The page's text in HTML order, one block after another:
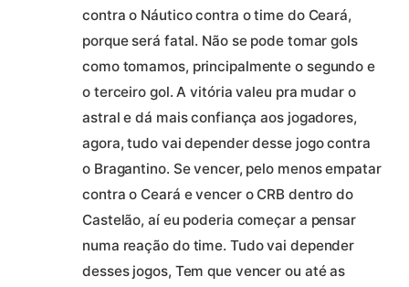
contra o Náutico contra o time do Ceará,
porque será fatal. Não se pode tomar gols
como tomamos, principalmente o segundo e
o terceiro gol. A vitória valeu pra mudar o
astral e dá mais confiança aos jogadores,
agora, tudo vai depender desse jogo contra
o Bragantino. Se vencer, pelo menos empatar
contra o Ceará e vencer o CRB dentro do
Castelão, aí eu poderia começar a pensar
numa reação do time. Tudo vai depender
desses jogos, Tem que vencer ou até as